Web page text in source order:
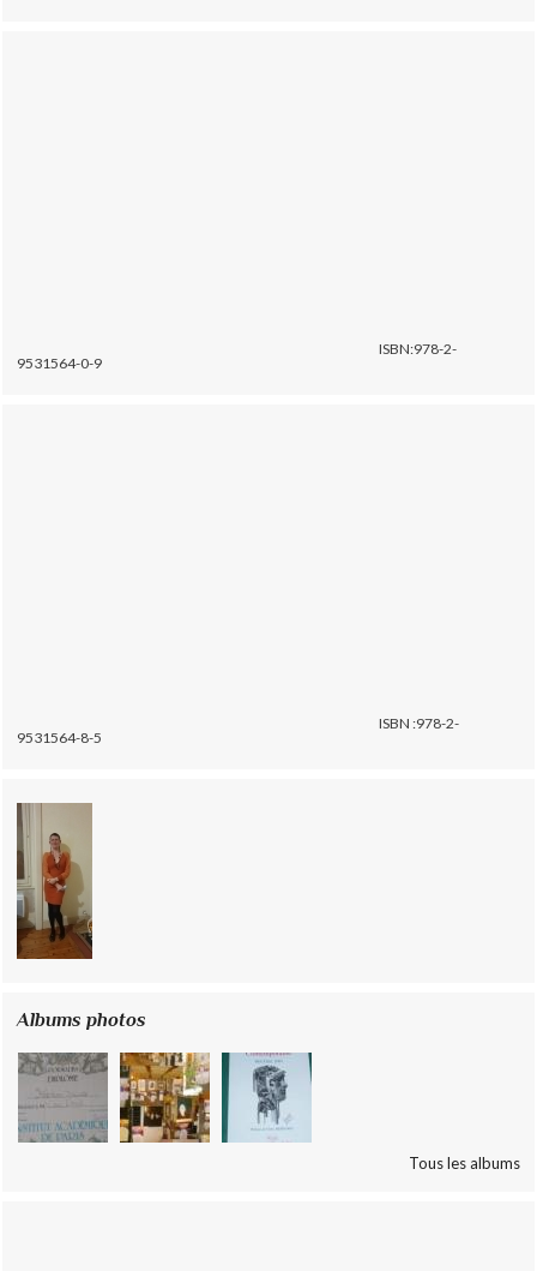
ISBN:978-2-
9531564-0-9
ISBN :978-2-
9531564-8-5
Albums photos
Tous les albums